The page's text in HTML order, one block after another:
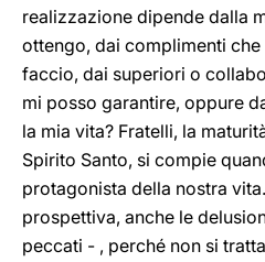
realizzazione dipende dalla
ottengo, dai complimenti
faccio, dai superiori o
mi posso garantire, oppure
la mia vita? Fratelli, la
Spirito Santo, si compie
protagonista della nostra
prospettiva, anche le
peccati - , perché non si